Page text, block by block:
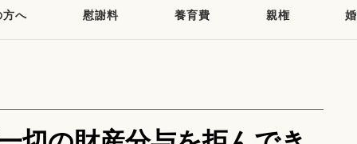
方へ 慰謝料 養育費 親権